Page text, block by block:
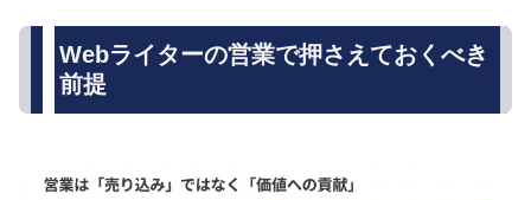
Webライターの営業で押さえておくべき
前提